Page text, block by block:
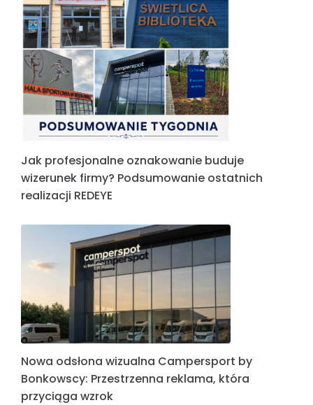
Jak profesjonalne oznakowanie buduje
wizerunek firmy? Podsumowanie ostatnich
realizacji REDEYE
Nowa odsłona wizualna Campersport by
Bonkowscy: Przestrzenna reklama, która
przyciąga wzrok